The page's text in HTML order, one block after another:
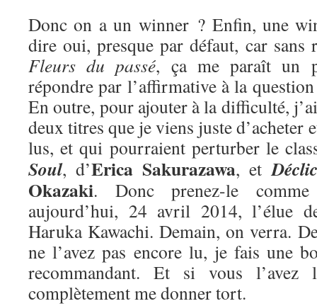
Donc on a un winner ? Enfin, une
dire oui, presque par défaut, car sans
Fleurs du passé, ça me paraît un
répondre par l’affirmative à la
En outre, pour ajouter à la difficulté,
deux titres que je viens juste d’acheter
lus, et qui pourraient perturber le
Soul, d’Erica Sakurazawa, et
Okazaki. Donc prenez-le
aujourd’hui, 24 avril 2014, l’élue
Haruka Kawachi. Demain, on verra.
ne l’avez pas encore lu, je fais une
recommandant. Et si vous l’avez
complètement me donner tort.